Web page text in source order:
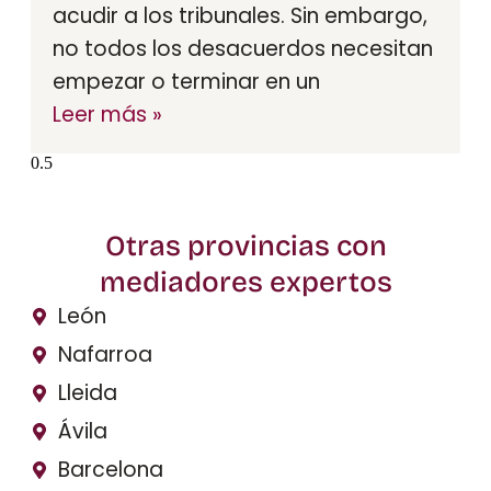
acudir a los tribunales. Sin embargo,
no todos los desacuerdos necesitan
empezar o terminar en un
Leer más »
Otras provincias con
mediadores expertos
León
Nafarroa
Lleida
Ávila
Barcelona